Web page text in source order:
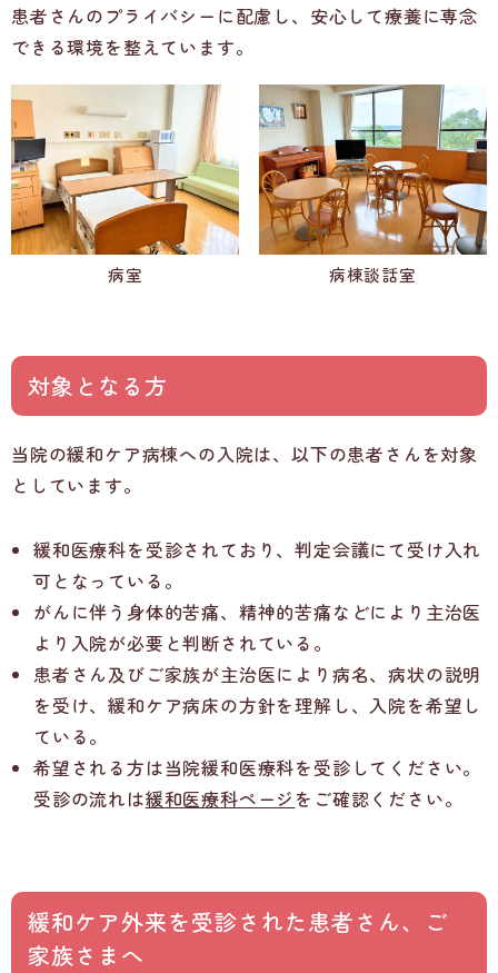
患者さんのプライバシーに配慮し、安心して療養に専念
できる環境を整えています。
病室 病棟談話室
対象となる方
当院の緩和ケア病棟への入院は、以下の患者さんを対象
としています。
緩和医療科を受診されており、判定会議にて受け入れ
可となっている。
がんに伴う身体的苦痛、精神的苦痛などにより主治医
より入院が必要と判断されている。
患者さん及びご家族が主治医により病名、病状の説明
を受け、緩和ケア病床の方針を理解し、入院を希望し
ている。
希望される方は当院緩和医療科を受診してください。
受診の流れは緩和医療科ページ をご確認ください。
緩和ケア外来を受診された患者さん、ご
家族さまへ